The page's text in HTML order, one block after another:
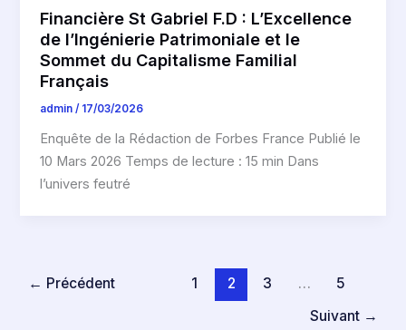
Financière St Gabriel F.D : L’Excellence
de l’Ingénierie Patrimoniale et le
Sommet du Capitalisme Familial
Français
admin/ 17/03/2026
Enquête de la Rédaction de Forbes France Publié le
10 Mars 2026 Temps de lecture : 15 min Dans
l’univers feutré
← Précédent 1 2 3 …
5
Suivant →